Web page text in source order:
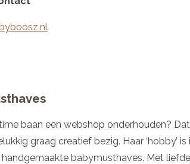
baan een webshop onderhouden?
graag creatief bezig. Haar ‘hobby’
babymusthaves. Met